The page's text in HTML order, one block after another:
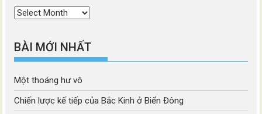
Thời
BÀI MỚI NHẤT
Một thoáng hư vô
Chiến lược kế tiếp của Bắc Kinh ở Biển Đông